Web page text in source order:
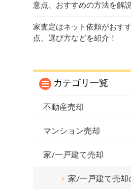
意点、おすすめの方法を解
家査定はネット依頼がおす
点、選び方などを紹介！
カテゴリ一覧
不動産売却
マンション売却
家/一戸建て売却
家/一戸建て売却